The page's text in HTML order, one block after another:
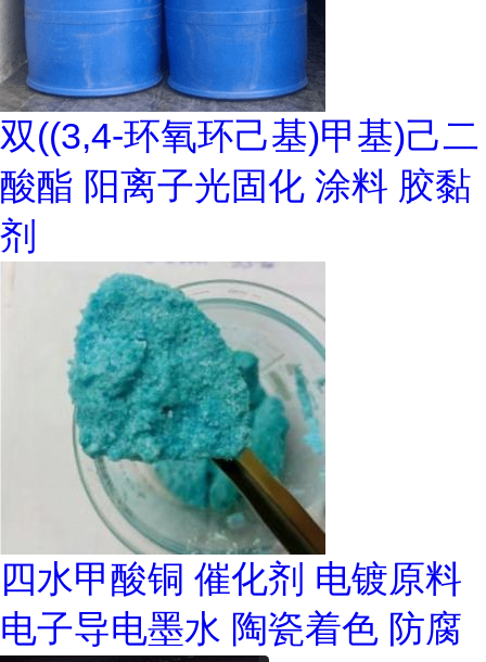
双((3,4-环氧环己基)甲基)己二
酸酯 阳离子光固化 涂料 胶黏
剂
四水甲酸铜 催化剂 电镀原料
电子导电墨水 陶瓷着色 防腐